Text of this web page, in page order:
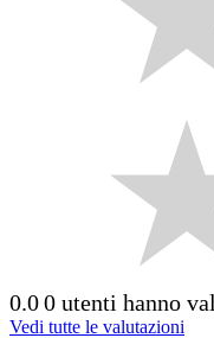
0.00 utenti hanno
Vedi tutte le valutazioni